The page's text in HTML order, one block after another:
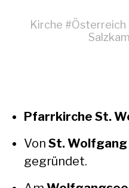
Kirche #Österreich
Pfar­rkirche St.
Von St. Wolf­gang
gegrün­det.